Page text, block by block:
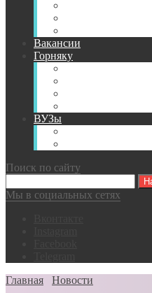
Вакансии
Горняку
ВУЗы
Поиск по сайту
Мы в социальных сетях
Главная
Новости